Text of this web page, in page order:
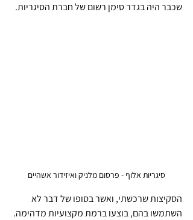
שכבר היה בגדר סימן רשום של חברת הסיגריות.
סיגריות אלוף - פרסום מלניק ואיזידור אשהיים
הסקיצות שרכשתי, ואשר בסופו של דבר לא
השתמשו בהם, בוצעו ברמת מקצועיות מדהימה.